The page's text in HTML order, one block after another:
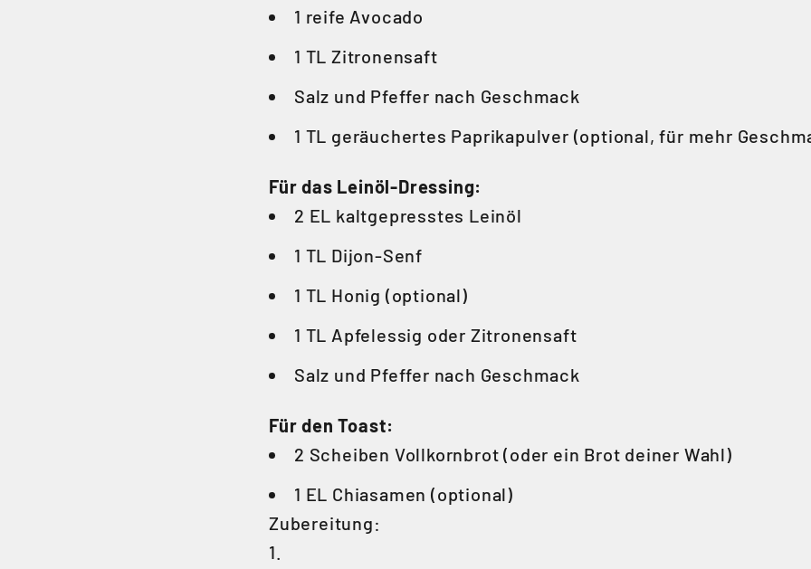
1 reife Avocado
1 TL Zitronensaft
Salz und Pfeffer nach Geschmack
1 TL geräuchertes Paprikapulver (optional, für mehr
Für das Leinöl-Dressing:
2 EL kaltgepresstes Leinöl
1 TL Dijon-Senf
1 TL Honig (optional)
1 TL Apfelessig oder Zitronensaft
Salz und Pfeffer nach Geschmack
Für den Toast:
2 Scheiben Vollkornbrot (oder ein Brot deiner Wahl)
1 EL Chiasamen (optional)
Zubereitung: